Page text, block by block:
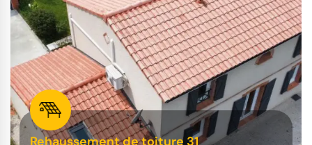
Rehaussement de toiture 31